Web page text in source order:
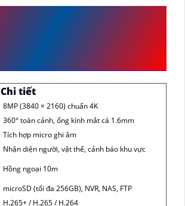
Chi tiết
8MP (3840 × 2160) chuẩn 4K
360° toàn cảnh, ống kính mắt cá 1.6mm
Tích hợp micro ghi âm
Nhận diện người, vật thể, cảnh báo khu vực
Hồng ngoại 10m
microSD (tối đa 256GB), NVR, NAS, FTP
H.265+ / H.265 / H.264